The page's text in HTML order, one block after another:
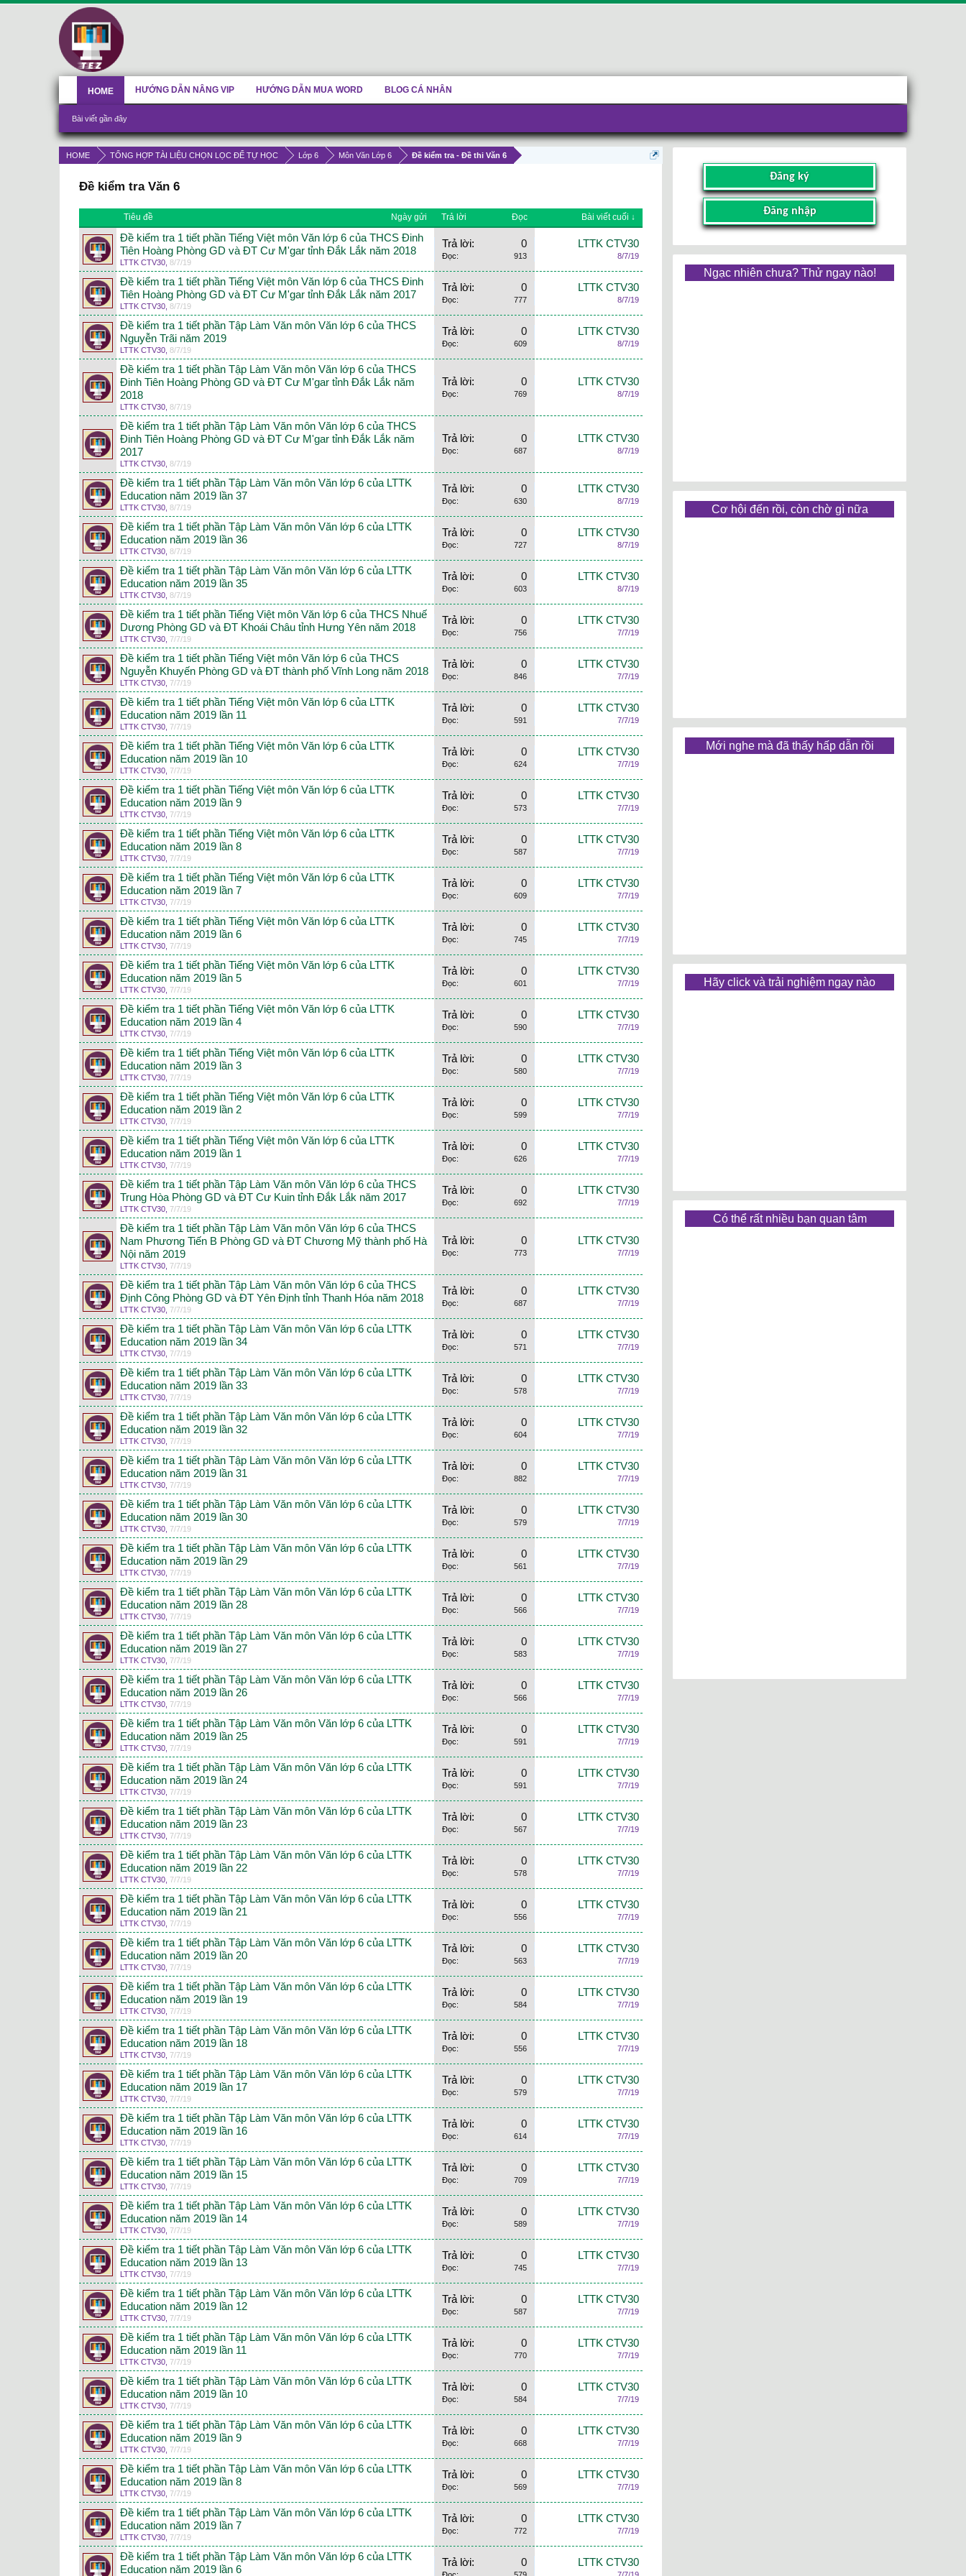
HOME TỔNG HỢP TÀI LIỆU CHỌN LỌC ĐỂ TỰ HỌC Lớp 6 Môn Văn Lớp 6 Đề kiểm tra - Đề thi Văn 6
Đề kiểm tra Văn 6
Tiêu đề Ngày gửi Trả lời Đọc Bài viết cuối ↓
Đề kiểm tra 1 tiết phần Tiếng Việt môn Văn lớp 6 của THCS Đinh
Tiên Hoàng Phòng GD và ĐT Cư M'gar tỉnh Đắk Lắk năm 2018
LTTK CTV30 8/7/19
Trả lời: 0
Đọc: 913
LTTK CTV30
8/7/19
Đề kiểm tra 1 tiết phần Tiếng Việt môn Văn lớp 6 của THCS Đinh
Tiên Hoàng Phòng GD và ĐT Cư M'gar tỉnh Đắk Lắk năm 2017
LTTK CTV30 8/7/19
Trả lời: 0
Đọc: 777
LTTK CTV30
8/7/19
Đề kiểm tra 1 tiết phần Tập Làm Văn môn Văn lớp 6 của THCS
Nguyễn Trãi năm 2019
LTTK CTV30 8/7/19
Trả lời: 0
Đọc: 609
LTTK CTV30
8/7/19
Đề kiểm tra 1 tiết phần Tập Làm Văn môn Văn lớp 6 của THCS
Đinh Tiên Hoàng Phòng GD và ĐT Cư M'gar tỉnh Đắk Lắk năm
2018
LTTK CTV30 8/7/19
Trả lời: 0
Đọc: 769
LTTK CTV30
8/7/19
Đề kiểm tra 1 tiết phần Tập Làm Văn môn Văn lớp 6 của THCS
Đinh Tiên Hoàng Phòng GD và ĐT Cư M'gar tỉnh Đắk Lắk năm
2017
LTTK CTV30 8/7/19
Trả lời: 0
Đọc: 687
LTTK CTV30
8/7/19
Đề kiểm tra 1 tiết phần Tập Làm Văn môn Văn lớp 6 của LTTK
Education năm 2019 lần 37
LTTK CTV30 8/7/19
Trả lời: 0
Đọc: 630
LTTK CTV30
8/7/19
Đề kiểm tra 1 tiết phần Tập Làm Văn môn Văn lớp 6 của LTTK
Education năm 2019 lần 36
LTTK CTV30 8/7/19
Trả lời: 0
Đọc: 727
LTTK CTV30
8/7/19
Đề kiểm tra 1 tiết phần Tập Làm Văn môn Văn lớp 6 của LTTK
Education năm 2019 lần 35
LTTK CTV30 8/7/19
Trả lời: 0
Đọc: 603
LTTK CTV30
8/7/19
Đề kiểm tra 1 tiết phần Tiếng Việt môn Văn lớp 6 của THCS Nhuế
Dương Phòng GD và ĐT Khoái Châu tỉnh Hưng Yên năm 2018
LTTK CTV30 7/7/19
Trả lời: 0
Đọc: 756
LTTK CTV30
7/7/19
Đề kiểm tra 1 tiết phần Tiếng Việt môn Văn lớp 6 của THCS
Nguyễn Khuyến Phòng GD và ĐT thành phố Vĩnh Long năm 2018
LTTK CTV30 7/7/19
Trả lời: 0
Đọc: 846
LTTK CTV30
7/7/19
Đề kiểm tra 1 tiết phần Tiếng Việt môn Văn lớp 6 của LTTK
Education năm 2019 lần 11
LTTK CTV30 7/7/19
Trả lời: 0
Đọc: 591
LTTK CTV30
7/7/19
Đề kiểm tra 1 tiết phần Tiếng Việt môn Văn lớp 6 của LTTK
Education năm 2019 lần 10
LTTK CTV30 7/7/19
Trả lời: 0
Đọc: 624
LTTK CTV30
7/7/19
Đề kiểm tra 1 tiết phần Tiếng Việt môn Văn lớp 6 của LTTK
Education năm 2019 lần 9
LTTK CTV30 7/7/19
Trả lời: 0
Đọc: 573
LTTK CTV30
7/7/19
Đề kiểm tra 1 tiết phần Tiếng Việt môn Văn lớp 6 của LTTK
Education năm 2019 lần 8
LTTK CTV30 7/7/19
Trả lời: 0
Đọc: 587
LTTK CTV30
7/7/19
Đề kiểm tra 1 tiết phần Tiếng Việt môn Văn lớp 6 của LTTK
Education năm 2019 lần 7
LTTK CTV30 7/7/19
Trả lời: 0
Đọc: 609
LTTK CTV30
7/7/19
Đề kiểm tra 1 tiết phần Tiếng Việt môn Văn lớp 6 của LTTK
Education năm 2019 lần 6
LTTK CTV30 7/7/19
Trả lời: 0
Đọc: 745
LTTK CTV30
7/7/19
Đề kiểm tra 1 tiết phần Tiếng Việt môn Văn lớp 6 của LTTK
Education năm 2019 lần 5
LTTK CTV30 7/7/19
Trả lời: 0
Đọc: 601
LTTK CTV30
7/7/19
Đề kiểm tra 1 tiết phần Tiếng Việt môn Văn lớp 6 của LTTK
Education năm 2019 lần 4
LTTK CTV30 7/7/19
Trả lời: 0
Đọc: 590
LTTK CTV30
7/7/19
Đề kiểm tra 1 tiết phần Tiếng Việt môn Văn lớp 6 của LTTK
Education năm 2019 lần 3
LTTK CTV30 7/7/19
Trả lời: 0
Đọc: 580
LTTK CTV30
7/7/19
Đề kiểm tra 1 tiết phần Tiếng Việt môn Văn lớp 6 của LTTK
Education năm 2019 lần 2
LTTK CTV30 7/7/19
Trả lời: 0
Đọc: 599
LTTK CTV30
7/7/19
Đề kiểm tra 1 tiết phần Tiếng Việt môn Văn lớp 6 của LTTK
Education năm 2019 lần 1
LTTK CTV30 7/7/19
Trả lời: 0
Đọc: 626
LTTK CTV30
7/7/19
Đề kiểm tra 1 tiết phần Tập Làm Văn môn Văn lớp 6 của THCS
Trung Hòa Phòng GD và ĐT Cư Kuin tỉnh Đắk Lắk năm 2017
LTTK CTV30 7/7/19
Trả lời: 0
Đọc: 692
LTTK CTV30
7/7/19
Đề kiểm tra 1 tiết phần Tập Làm Văn môn Văn lớp 6 của THCS
Nam Phương Tiến B Phòng GD và ĐT Chương Mỹ thành phố Hà
Nội năm 2019
LTTK CTV30 7/7/19
Trả lời: 0
Đọc: 773
LTTK CTV30
7/7/19
Đề kiểm tra 1 tiết phần Tập Làm Văn môn Văn lớp 6 của THCS
Định Công Phòng GD và ĐT Yên Định tỉnh Thanh Hóa năm 2018
LTTK CTV30 7/7/19
Trả lời: 0
Đọc: 687
LTTK CTV30
7/7/19
Đề kiểm tra 1 tiết phần Tập Làm Văn môn Văn lớp 6 của LTTK
Education năm 2019 lần 34
LTTK CTV30 7/7/19
Trả lời: 0
Đọc: 571
LTTK CTV30
7/7/19
Đề kiểm tra 1 tiết phần Tập Làm Văn môn Văn lớp 6 của LTTK
Education năm 2019 lần 33
LTTK CTV30 7/7/19
Trả lời: 0
Đọc: 578
LTTK CTV30
7/7/19
Đề kiểm tra 1 tiết phần Tập Làm Văn môn Văn lớp 6 của LTTK
Education năm 2019 lần 32
LTTK CTV30 7/7/19
Trả lời: 0
Đọc: 604
LTTK CTV30
7/7/19
Đề kiểm tra 1 tiết phần Tập Làm Văn môn Văn lớp 6 của LTTK
Education năm 2019 lần 31
LTTK CTV30 7/7/19
Trả lời: 0
Đọc: 882
LTTK CTV30
7/7/19
Đề kiểm tra 1 tiết phần Tập Làm Văn môn Văn lớp 6 của LTTK
Education năm 2019 lần 30
LTTK CTV30 7/7/19
Trả lời: 0
Đọc: 579
LTTK CTV30
7/7/19
Đề kiểm tra 1 tiết phần Tập Làm Văn môn Văn lớp 6 của LTTK
Education năm 2019 lần 29
LTTK CTV30 7/7/19
Trả lời: 0
Đọc: 561
LTTK CTV30
7/7/19
Đề kiểm tra 1 tiết phần Tập Làm Văn môn Văn lớp 6 của LTTK
Education năm 2019 lần 28
LTTK CTV30 7/7/19
Trả lời: 0
Đọc: 566
LTTK CTV30
7/7/19
Đề kiểm tra 1 tiết phần Tập Làm Văn môn Văn lớp 6 của LTTK
Education năm 2019 lần 27
LTTK CTV30 7/7/19
Trả lời: 0
Đọc: 583
LTTK CTV30
7/7/19
Đề kiểm tra 1 tiết phần Tập Làm Văn môn Văn lớp 6 của LTTK
Education năm 2019 lần 26
LTTK CTV30 7/7/19
Trả lời: 0
Đọc: 566
LTTK CTV30
7/7/19
Đề kiểm tra 1 tiết phần Tập Làm Văn môn Văn lớp 6 của LTTK
Education năm 2019 lần 25
LTTK CTV30 7/7/19
Trả lời: 0
Đọc: 591
LTTK CTV30
7/7/19
Đề kiểm tra 1 tiết phần Tập Làm Văn môn Văn lớp 6 của LTTK
Education năm 2019 lần 24
LTTK CTV30 7/7/19
Trả lời: 0
Đọc: 591
LTTK CTV30
7/7/19
Đề kiểm tra 1 tiết phần Tập Làm Văn môn Văn lớp 6 của LTTK
Education năm 2019 lần 23
LTTK CTV30 7/7/19
Trả lời: 0
Đọc: 567
LTTK CTV30
7/7/19
Đề kiểm tra 1 tiết phần Tập Làm Văn môn Văn lớp 6 của LTTK
Education năm 2019 lần 22
LTTK CTV30 7/7/19
Trả lời: 0
Đọc: 578
LTTK CTV30
7/7/19
Đề kiểm tra 1 tiết phần Tập Làm Văn môn Văn lớp 6 của LTTK
Education năm 2019 lần 21
LTTK CTV30 7/7/19
Trả lời: 0
Đọc: 556
LTTK CTV30
7/7/19
Đề kiểm tra 1 tiết phần Tập Làm Văn môn Văn lớp 6 của LTTK
Education năm 2019 lần 20
LTTK CTV30 7/7/19
Trả lời: 0
Đọc: 563
LTTK CTV30
7/7/19
Đề kiểm tra 1 tiết phần Tập Làm Văn môn Văn lớp 6 của LTTK
Education năm 2019 lần 19
LTTK CTV30 7/7/19
Trả lời: 0
Đọc: 584
LTTK CTV30
7/7/19
Đề kiểm tra 1 tiết phần Tập Làm Văn môn Văn lớp 6 của LTTK
Education năm 2019 lần 18
LTTK CTV30 7/7/19
Trả lời: 0
Đọc: 556
LTTK CTV30
7/7/19
Đề kiểm tra 1 tiết phần Tập Làm Văn môn Văn lớp 6 của LTTK
Education năm 2019 lần 17
LTTK CTV30 7/7/19
Trả lời: 0
Đọc: 579
LTTK CTV30
7/7/19
Đề kiểm tra 1 tiết phần Tập Làm Văn môn Văn lớp 6 của LTTK
Education năm 2019 lần 16
LTTK CTV30 7/7/19
Trả lời: 0
Đọc: 614
LTTK CTV30
7/7/19
Đề kiểm tra 1 tiết phần Tập Làm Văn môn Văn lớp 6 của LTTK
Education năm 2019 lần 15
LTTK CTV30 7/7/19
Trả lời: 0
Đọc: 709
LTTK CTV30
7/7/19
Đề kiểm tra 1 tiết phần Tập Làm Văn môn Văn lớp 6 của LTTK
Education năm 2019 lần 14
LTTK CTV30 7/7/19
Trả lời: 0
Đọc: 589
LTTK CTV30
7/7/19
Đề kiểm tra 1 tiết phần Tập Làm Văn môn Văn lớp 6 của LTTK
Education năm 2019 lần 13
LTTK CTV30 7/7/19
Trả lời: 0
Đọc: 745
LTTK CTV30
7/7/19
Đề kiểm tra 1 tiết phần Tập Làm Văn môn Văn lớp 6 của LTTK
Education năm 2019 lần 12
LTTK CTV30 7/7/19
Trả lời: 0
Đọc: 587
LTTK CTV30
7/7/19
Đề kiểm tra 1 tiết phần Tập Làm Văn môn Văn lớp 6 của LTTK
Education năm 2019 lần 11
LTTK CTV30 7/7/19
Trả lời: 0
Đọc: 770
LTTK CTV30
7/7/19
Đề kiểm tra 1 tiết phần Tập Làm Văn môn Văn lớp 6 của LTTK
Education năm 2019 lần 10
LTTK CTV30 7/7/19
Trả lời: 0
Đọc: 584
LTTK CTV30
7/7/19
Đề kiểm tra 1 tiết phần Tập Làm Văn môn Văn lớp 6 của LTTK
Education năm 2019 lần 9
LTTK CTV30 7/7/19
Trả lời: 0
Đọc: 668
LTTK CTV30
7/7/19
Đề kiểm tra 1 tiết phần Tập Làm Văn môn Văn lớp 6 của LTTK
Education năm 2019 lần 8
LTTK CTV30 7/7/19
Trả lời: 0
Đọc: 569
LTTK CTV30
7/7/19
Đề kiểm tra 1 tiết phần Tập Làm Văn môn Văn lớp 6 của LTTK
Education năm 2019 lần 7
LTTK CTV30 7/7/19
Trả lời: 0
Đọc: 772
LTTK CTV30
7/7/19
Đề kiểm tra 1 tiết phần Tập Làm Văn môn Văn lớp 6 của LTTK
Education năm 2019 lần 6
Trả lời: 0 LTTK CTV30
Đăng ký
Đăng nhập
Ngạc nhiên chưa? Thử ngay nào!
Cơ hội đến rồi, còn chờ gì nữa
Mới nghe mà đã thấy hấp dẫn rồi
Hãy click và trải nghiệm ngay nào
Có thể rất nhiều bạn quan tâm
HOME
Bài viết gần đây
HƯỚNG DẪN NÂNG VIP HƯỚNG DẪN MUA WORD BLOG CÁ NHÂN